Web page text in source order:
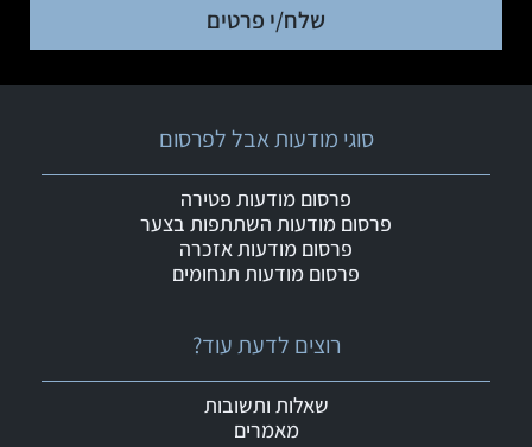
שלח/י פרטים
רוצים לדעת עוד?
שאלות ותשובות
מאמרים
סוגי מודעות אבל לפרסום
פרסום מודעות פטירה
פרסום מודעות השתתפות בצער
פרסום מודעות אזכרה
פרסום מודעות תנחומים